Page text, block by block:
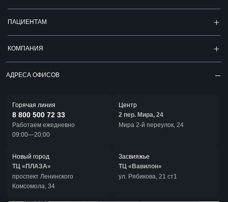
ПАЦИЕНТАМ
КОМПАНИЯ
АДРЕСА ОФИСОВ
Горячая линия
8 800 500 72 33
Работаем ежедневно
09:00—20:00
Центр
2 пер. Мира, 24
Мира 2-й переулок, 24
Новый город
ТЦ «ПЛАЗА»
проспект Ленинского
Комсомола, 34
Засвияжье
ТЦ «Вавилон»
ул. Рябикова, 21 ст1